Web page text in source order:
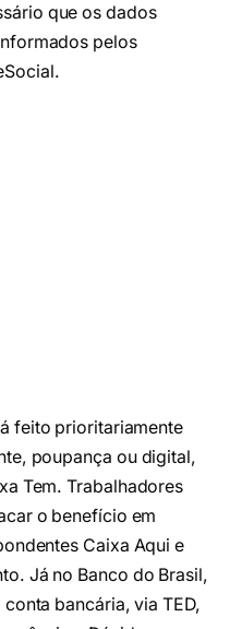
que os dados
pelos
feito prioritariamente
poupança ou digital,
Tem. Trabalhadores
o benefício em
Caixa Aqui e
Já no Banco do Brasil,
bancária, via TED,